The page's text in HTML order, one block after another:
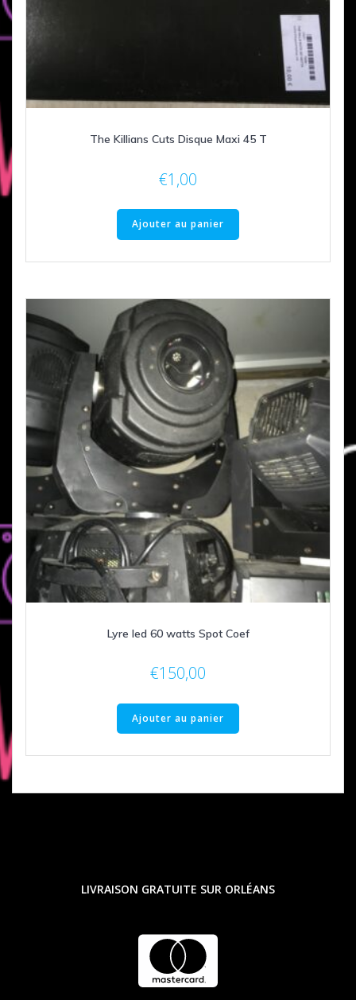
The Killians Cuts Disque Maxi 45 T
€1,00
Ajouter au panier
Lyre led 60 watts Spot Coef
€150,00
Ajouter au panier
LIVRAISON GRATUITE SUR ORLÉANS